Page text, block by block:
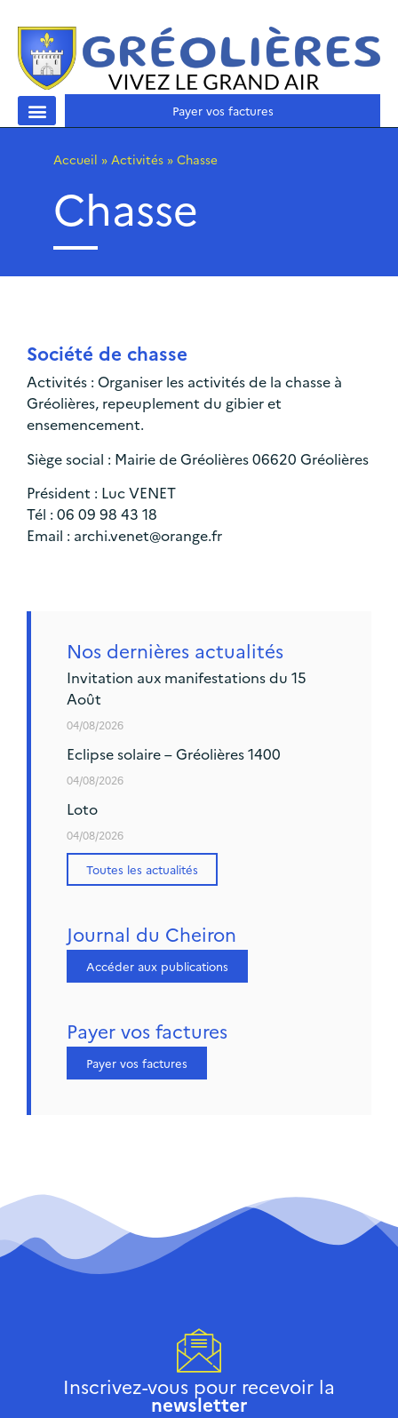
Payer vos factures
Accueil » Activités » Chasse
Chasse
Société de chasse
Activités : Organiser les activités de la chasse à
Gréolières, repeuplement du gibier et
ensemencement.
Siège social : Mairie de Gréolières 06620 Gréolières
Président : Luc VENET
Tél : 06 09 98 43 18
Email : archi.venet@orange.fr
Nos dernières actualités
Invitation aux manifestations du 15
Août
04/08/2026
Eclipse solaire – Gréolières 1400
04/08/2026
Loto
04/08/2026
Toutes les actualités
Journal du Cheiron
Accéder aux publications
Payer vos factures
Payer vos factures
Inscrivez-vous pour recevoir la
newsletter